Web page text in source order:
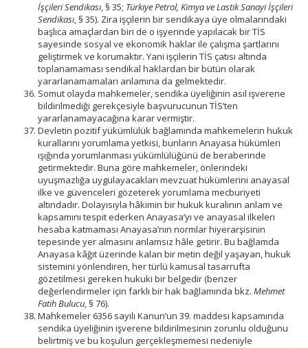
İşçileri Sendikası, § 35; Türkiye Petrol, Kimya ve Lastik Sanayi İşçileri
Sendikası, § 35). Zira işçilerin bir sendikaya üye olmalarındaki
başlıca amaçlardan biri de o işyerinde yapılacak bir TİS
sayesinde sosyal ve ekonomik haklar ile çalışma şartlarını
geliştirmek ve korumaktır. Yani işçilerin TİS çatısı altında
toplanamaması sendikal haklardan bir bütün olarak
yararlanamamaları anlamına da gelmektedir.
Somut olayda mahkemeler, sendika üyeliğinin asıl işverene
bildirilmediği gerekçesiyle başvurucunun TİS’ten
yararlanamayacağına karar vermiştir.
Devletin pozitif yükümlülük bağlamında mahkemelerin hukuk
kurallarını yorumlama yetkisi, bunların Anayasa hükümleri
ışığında yorumlanması yükümlülüğünü de beraberinde
getirmektedir. Buna göre mahkemeler, önlerindeki
uyuşmazlığa uygulayacakları mevzuat hükümlerini anayasal
ilke ve güvenceleri gözeterek yorumlama mecburiyeti
altındadır. Dolayısıyla hâkimin bir hukuk kuralının anlam ve
kapsamını tespit ederken Anayasa’yı ve anayasal ilkeleri
hesaba katmaması Anayasa’nın normlar hiyerarşisinin
tepesinde yer almasını anlamsız hâle getirir. Bu bağlamda
Anayasa kâğıt üzerinde kalan bir metin değil yaşayan, hukuk
sistemini yönlendiren, her türlü kamusal tasarrufta
gözetilmesi gereken hukuki bir belgedir (benzer
değerlendirmeler için farklı bir hak bağlamında bkz. Mehmet
Fatih Bulucu, § 76).
Mahkemeler 6356 sayılı Kanun’un 39. maddesi kapsamında
sendika üyeliğinin işverene bildirilmesinin zorunlu olduğunu
belirtmiş ve bu koşulun gerçekleşmemesi nedeniyle